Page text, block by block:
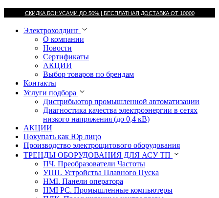
СКИДКА БОНУСАМИ ДО 50% | БЕСПЛАТНАЯ ДОСТАВКА ОТ 10000
Электрохолдинг
О компании
Новости
Сертификаты
АКЦИИ
Выбор товаров по брендам
Контакты
Услуги подбора
Дистрибьютор промышленной автоматизации
Диагностика качества электроэнергии в сетях
низкого напряжения (до 0,4 кВ)
АКЦИИ
Покупать как Юр лицо
Производство электрощитового оборудования
ТРЕНДЫ ОБОРУДОВАНИЯ ДЛЯ АСУ ТП
ПЧ. Преобразователи Частоты
УПП. Устройства Плавного Пуска
HMI. Панели оператора
HMI РС. Промышленные компьютеры